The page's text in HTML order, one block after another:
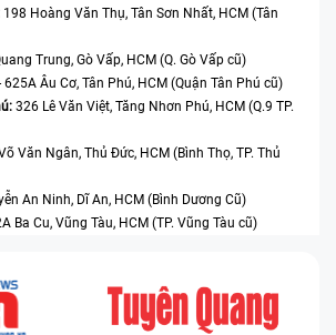
198 Hoàng Văn Thụ, Tân Sơn Nhất, HCM (Tân
Trung, Gò Vấp, HCM (Q. Gò Vấp cũ)
625A Âu Cơ, Tân Phú, HCM (Quận Tân Phú cũ)
326 Lê Văn Việt, Tăng Nhơn Phú, HCM (Q.9 TP.
Văn Ngân, Thủ Đức, HCM (Bình Thọ, TP. Thủ
An Ninh, Dĩ An, HCM (Bình Dương Cũ)
Ba Cu, Vũng Tàu, HCM (TP. Vũng Tàu cũ)